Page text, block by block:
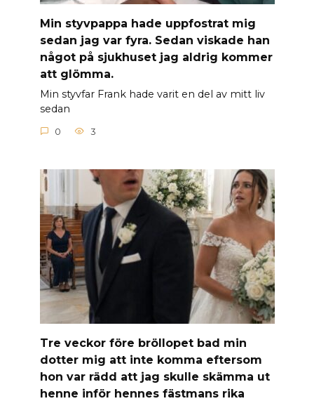
Min styvpappa hade uppfostrat mig
sedan jag var fyra. Sedan viskade han
något på sjukhuset jag aldrig kommer
att glömma.
Min styvfar Frank hade varit en del av mitt liv
sedan
0 3
Tre veckor före bröllopet bad min
dotter mig att inte komma eftersom
hon var rädd att jag skulle skämma ut
henne inför hennes fästmans rika